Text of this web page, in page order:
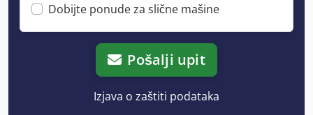
Dobijte ponude za slične mašine
Pošalji upit
Izjava o zaštiti podataka